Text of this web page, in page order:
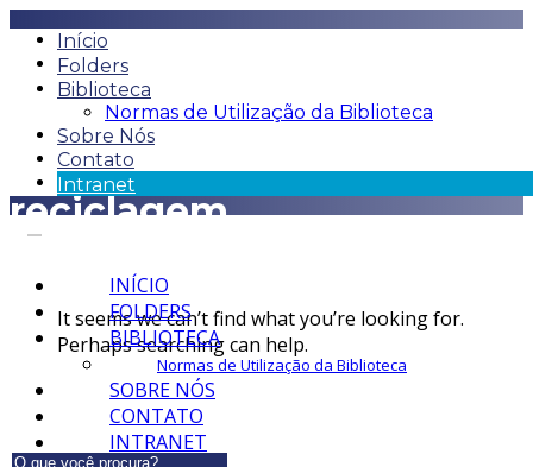
Início
Folders
Biblioteca
Normas de Utilização da Biblioteca
Sobre Nós
Contato
Intranet
INÍCIO
FOLDERS
BIBLIOTECA
Normas de Utilização da Biblioteca
SOBRE NÓS
CONTATO
INTRANET
reciclagem
It seems we can’t find what you’re looking for.
Perhaps searching can help.